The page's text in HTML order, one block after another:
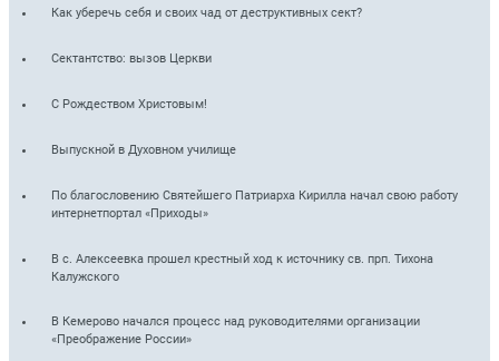
Как уберечь себя и своих чад от деструктивных сект?
Сектантство: вызов Церкви
С Рождеством Христовым!
Выпускной в Духовном училище
По благословению Святейшего Патриарха Кирилла начал свою работу
интернет­портал «Приходы»
В с. Алексеевка прошел крестный ход к источнику св. прп. Тихона
Калужского
В Кемерово начался процесс над руководителями организации
«Преображение России»